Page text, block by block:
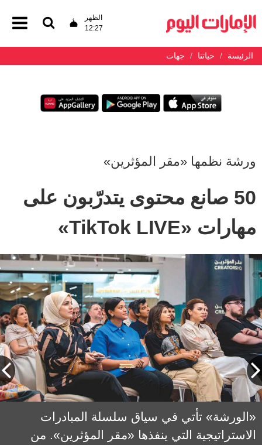
الظهر
12:27
الرئيسة حياتنا جهات
ورشة نظمها «مقر المؤثرين»
50 صانع محتوى يتدرّبون على
مهارات «TikTok LIVE»
«الورشة» تأتي في سياق سلسلة المبادرات
الاستراتيجية التي ينفذها «مقر المؤثرين». من
عالية الحمادي: نحرص على مواصلة إطلاق
المبادرات التي تفتح آفاقاً جديدة للإبداع والابتكار،